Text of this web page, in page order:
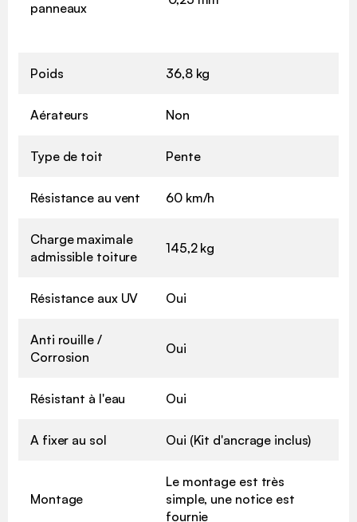
panneaux
Poids 36,8 kg
Aérateurs Non
Type de toit Pente
Résistance au vent 60 km/h
Charge maximale
admissible toiture
145,2 kg
Résistance aux UV Oui
Anti rouille /
Corrosion
Oui
Résistant à l'eau Oui
A fixer au sol Oui (Kit d'ancrage inclus)
Montage
Le montage est très
simple, une notice est
fournie